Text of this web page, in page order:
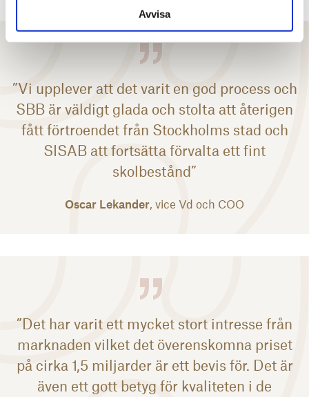
Avvisa
”Vi upplever att det varit en god process och
SBB är väldigt glada och stolta att återigen
fått förtroendet från Stockholms stad och
SISAB att fortsätta förvalta ett fint
skolbestånd”
Oscar Lekander, vice Vd och COO
”Det har varit ett mycket stort intresse från
marknaden vilket det överenskomna priset
på cirka 1,5 miljarder är ett bevis för. Det är
även ett gott betyg för kvaliteten i de